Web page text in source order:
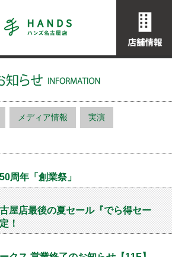
メディア情報 実演
周年「創業祭」
古屋店最後の夏セール『でら得セー
！